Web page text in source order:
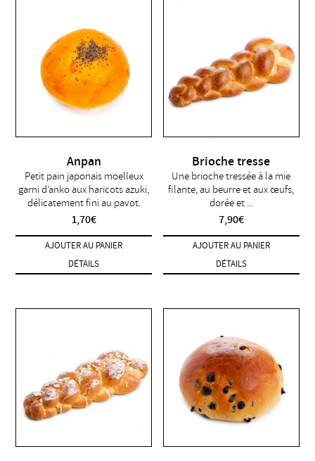
Anpan
Petit pain japonais moelleux
garni d’anko aux haricots azuki,
délicatement fini au pavot.
1,70€
AJOUTER AU PANIER
DÉTAILS
Brioche tresse
Une brioche tressée à la mie
filante, au beurre et aux œufs,
dorée et ...
7,90€
AJOUTER AU PANIER
DÉTAILS